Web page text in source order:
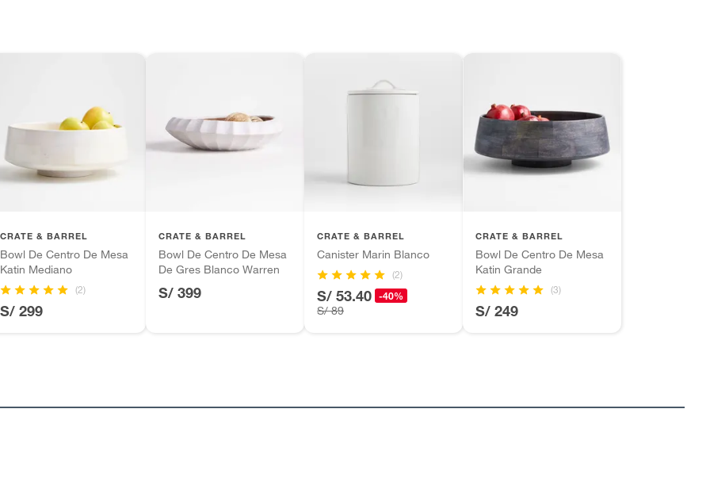
de mesa
diferentes, otras con restricciones y algunas
productos para asfalto, hormigón, albañilería.
productos para asfalto.
suplementos alimenticios, vitaminas.
CRATE & BARREL
Bowl De Centro De Mesa
Katin Mediano
(2)
S/ 299
CRATE & BARREL
Bowl De Centro De Mesa
De Gres Blanco Warren
S/ 399
CRATE & BARREL
Canister Marin Blanco
(2)
S/ 53.40 -40%
S/ 89
CRATE & BARREL
Bowl De Centro De Mesa
Katin Grande
(3)
S/ 249